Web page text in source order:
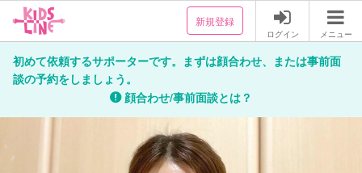
新規登録
ログイン メニュー
初めて依頼するサポーターです。まずは顔合わせ、または事前面
談の予約をしましょう。
顔合わせ/事前面談とは？